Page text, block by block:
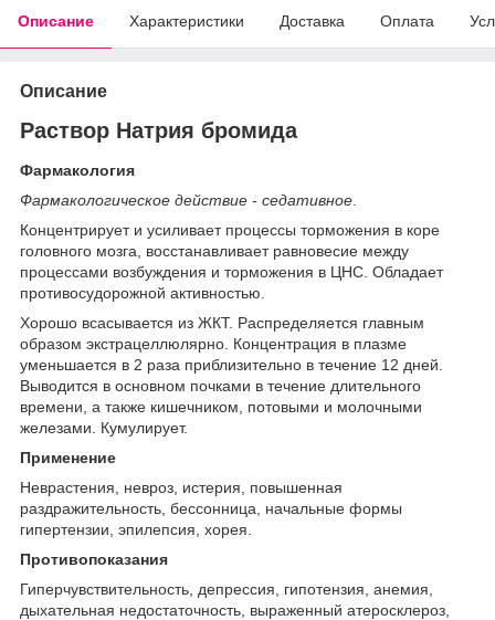
Описание Характеристики Доставка Оплата
Описание
Раствор Натрия бромида
Фармакология
Фармакологическое действие - седативное
Концентрирует и усиливает процессы торможения в коре
головного мозга, восстанавливает равновесие между
процессами возбуждения и торможения в ЦНС. Обладает
противосудорожной активностью.
Хорошо всасывается из ЖКТ. Распределяется главным
образом экстрацеллюлярно. Концентрация в плазме
уменьшается в 2 раза приблизительно в течение 12 дней.
Выводится в основном почками в течение длительного
времени, а также кишечником, потовыми и молочными
железами. Кумулирует.
Применение
Неврастения, невроз, истерия, повышенная
раздражительность, бессонница, начальные формы
гипертензии, эпилепсия, хорея.
Противопоказания
Гиперчувствительность, депрессия, гипотензия, анемия,
дыхательная недостаточность, выраженный атеросклероз,